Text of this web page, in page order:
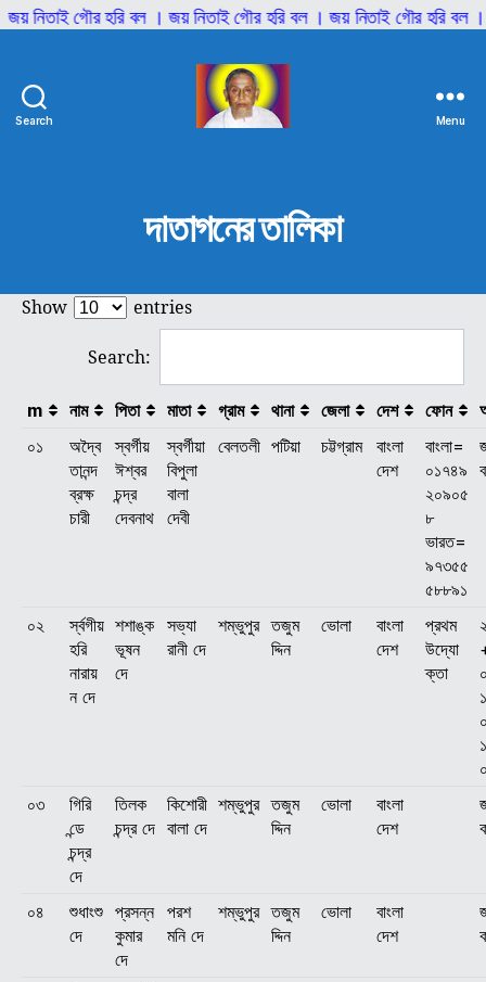
নিতাই গৌর হরি বল । জয় নিতাই গৌর হরি বল । জয় নিতাই গৌর হরি বল
Search Menu
দাতাগনের তালিকা
Show entries
Search:
m নাম পিতা মাতা গ্রাম থানা জেলা দেশ ফোন
০১
অদ্বৈ
তানন্দ
ব্রক্ষ
চারী
স্বর্গীয়
ঈশ্বর
চন্দ্র
দেবনাথ
স্বর্গীয়া
বিপুলা
বালা
দেবী
বেলতলী পটিয়া চট্টগ্রাম
বাংলা
দেশ
বাংলা=
০১৭৪৯
২০৯০৫
৮
ভারত=
৯৭৩৫৫
৫৮৮৯১
০২
র্স্বগীয়
হরি
নারায়
ন দে
শশাঙ্ক
ভূষন
দে
সভ্যা
রানী দে
শম্ভুপুর তজুম
দ্দিন
ভোলা
বাংলা
দেশ
প্রথম
উদ্যো
ক্তা
০৩
গিরি
ন্ডে
চন্দ্র
দে
তিলক
চন্দ্র দে
কিশোরী
বালা দে
শম্ভুপুর তজুম
দ্দিন
ভোলা
বাংলা
দেশ
০৪
শুধাংশু
দে
প্রসন্ন
কুমার
দে
পরশ
মনি দে
শম্ভুপুর তজুম
দ্দিন
ভোলা
বাংলা
দেশ